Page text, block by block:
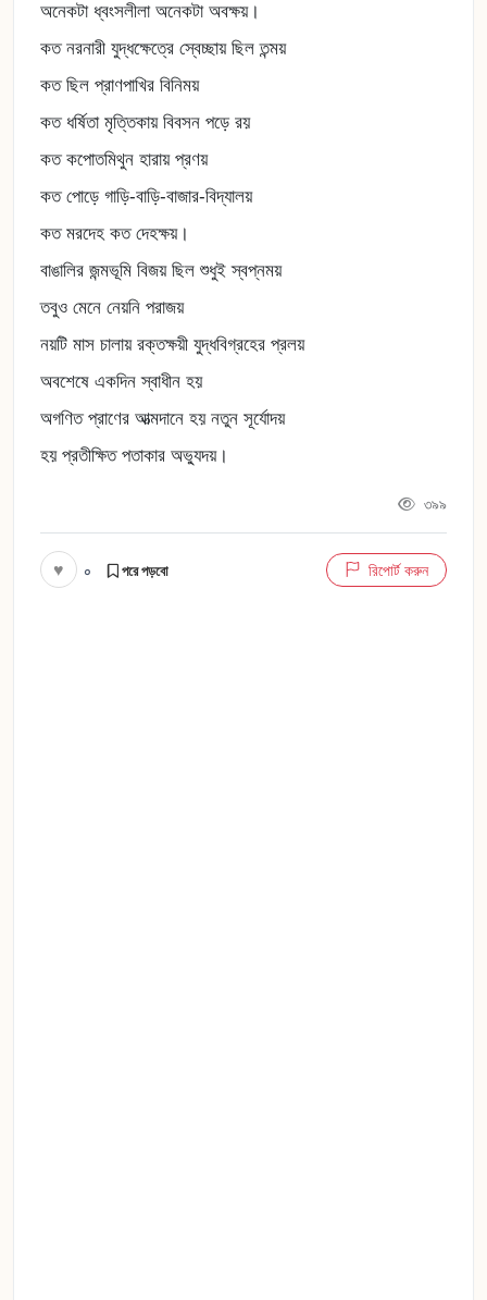
অনেকটা ধ্বংসলীলা অনেকটা অবক্ষয়।
কত নরনারী যুদ্ধক্ষেত্রে স্বেচ্ছায় ছিল তন্ময়
কত ছিল প্রাণপাখির বিনিময়
কত ধর্ষিতা মৃত্তিকায় বিবসন পড়ে রয়
কত কপোতমিথুন হারায় প্রণয়
কত পোড়ে গাড়ি-বাড়ি-বাজার-বিদ্যালয়
কত মরদেহ কত দেহক্ষয়।
বাঙালির জন্মভূমি বিজয় ছিল শুধুই স্বপ্নময়
তবুও মেনে নেয়নি পরাজয়
নয়টি মাস চালায় রক্তক্ষয়ী যুদ্ধবিগ্রহের প্রলয়
অবশেষে একদিন স্বাধীন হয়
অগণিত প্রাণের আত্মদানে হয় নতুন সূর্যোদয়
হয় প্রতীক্ষিত পতাকার অভ্যুদয়।
৩৯৯
♥ ০ পরে পড়বো রিপোর্ট করুন